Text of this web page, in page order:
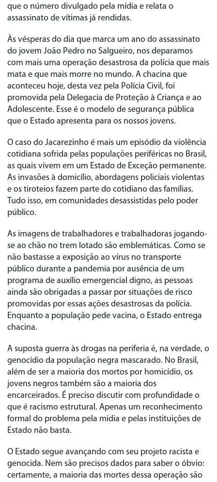
que o número divulgado pela mídia e relata o
assassinato de vítimas já rendidas.
Às vésperas do dia que marca um ano do assassinato
do jovem João Pedro no Salgueiro, nos deparamos
com mais uma operação desastrosa da polícia que mais
mata e que mais morre no mundo. A chacina que
aconteceu hoje, desta vez pela Polícia Civil, foi
promovida pela Delegacia de Proteção à Criança e ao
Adolescente. Esse é o modelo de segurança pública
que o Estado apresenta para os nossos jovens.
O caso do Jacarezinho é mais um episódio da violência
cotidiana sofrida pelas populações periféricas no Brasil,
as quais vivem em um Estado de Exceção permanente.
As invasões à domicílio, abordagens policiais violentas
e os tiroteios fazem parte do cotidiano das famílias.
Tudo isso, em comunidades desassistidas pelo poder
público.
As imagens de trabalhadores e trabalhadoras jogando-
se ao chão no trem lotado são emblemáticas. Como se
não bastasse a exposição ao vírus no transporte
público durante a pandemia por ausência de um
programa de auxílio emergencial digno, as pessoas
ainda são obrigadas a passar por situações de risco
promovidas por essas ações desastrosas da polícia.
Enquanto a população pede vacina, o Estado entrega
chacina.
A suposta guerra às drogas na periferia é, na verdade, o
genocídio da população negra mascarado. No Brasil,
além de ser a maioria dos mortos por homicídio, os
jovens negros também são a maioria dos
encarceirados. É preciso discutir com profundidade o
que é racismo estrutural. Apenas um reconhecimento
formal do problema pela mídia e pelas instituições de
Estado não basta.
O Estado segue avançando com seu projeto racista e
genocida. Nem são precisos dados para saber o óbvio:
certamente, a maioria das mortes dessa operação são